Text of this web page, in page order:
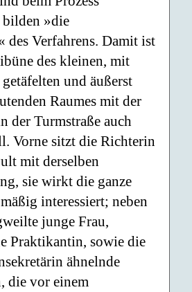
bilden »die
Verfahrens. Damit ist
des kleinen, mit
und äußerst
Raumes mit der
der Turmstraße auch
Vorne sitzt die Richterin
mit derselben
sie wirkt die ganze
interessiert; neben
junge Frau,
Praktikantin, sowie die
ähnelnde
die vor einem